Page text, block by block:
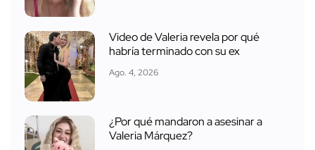
Video de Valeria revela por qué
habría terminado con su ex
Ago. 4, 2026
¿Por qué mandaron a asesinar a
Valeria Márquez?